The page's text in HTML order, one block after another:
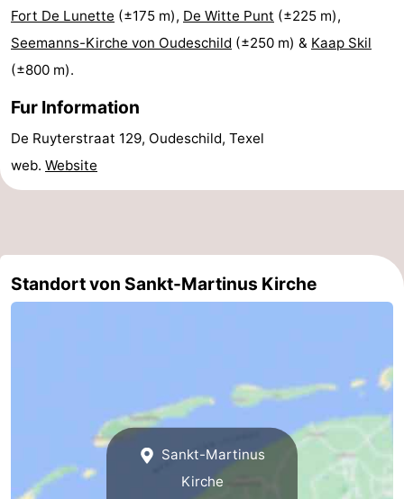
&
tun
-
Museen
-
Denkmäler
-
Kirchen
-
Mühlen
-
Rundfahrten
-
Minigolfplätze
Führungen
Fort De Lunette (±175 m), De Witte Punt (±225 m),
Seemanns-Kirche von Oudeschild (±250 m) & Kaap Skil
(±800 m).
Fur Information
De Ruyterstraat 129, Oudeschild, Texel
web. Website
Standort von Sankt-Martinus Kirche
Sankt-Martinus
Kirche